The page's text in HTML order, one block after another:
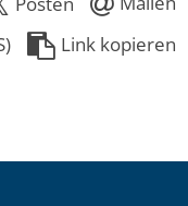
Link kopieren